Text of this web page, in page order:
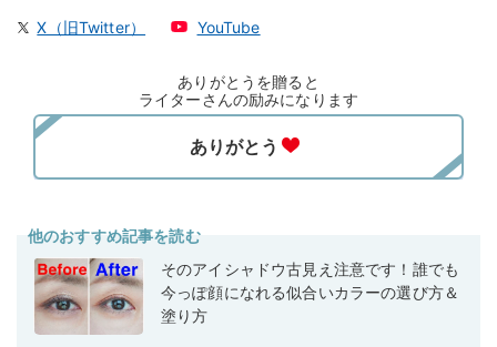
X（旧Twitter） YouTube
ありがとうを贈ると
ライターさんの励みになります
他のおすすめ記事を読む
そのアイシャドウ古見え注意です！誰でも
今っぽ顔になれる似合いカラーの選び方＆
塗り方